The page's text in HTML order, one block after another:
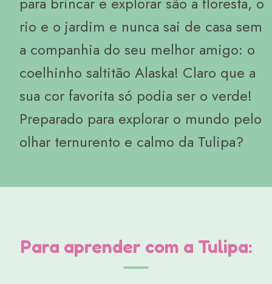
rio e o jardim e nunca sai de casa sem
a companhia do seu melhor amigo: o
coelhinho saltitão Alaska! Claro que a
sua cor favorita só podia ser o verde!
Preparado para explorar o mundo pelo
olhar ternurento e calmo da Tulipa?
Para aprender com a Tulipa: